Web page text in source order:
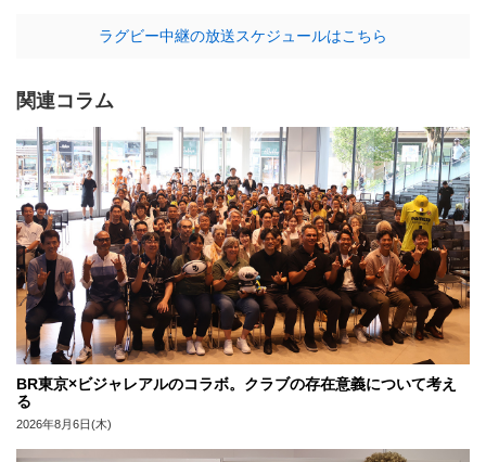
ラグビー中継の放送スケジュールはこちら
関連コラム
BR東京×ビジャレアルのコラボ。クラブの存在意義について考え
る
2026年8月6日(木)